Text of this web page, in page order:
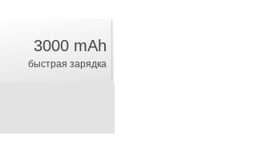
3000 mAh
быстрая зарядка